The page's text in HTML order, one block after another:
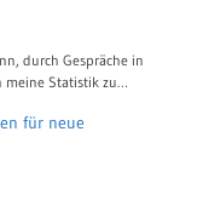
durch Gespräche in
meine Statistik zu…
für neue